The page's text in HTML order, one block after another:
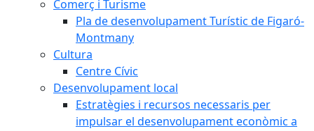
Comerç i Turisme
Pla de desenvolupament Turístic de Figaró-
Montmany
Cultura
Centre Cívic
Desenvolupament local
Estratègies i recursos necessaris per
impulsar el desenvolupament econòmic a